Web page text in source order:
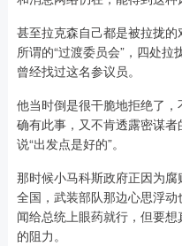
甚至拉克森自己都是被拉拢
所谓的“过渡委员会”，四处
曾经找过这名参议员。
他当时倒是很干脆地拒绝了
确有此事，又不肯透露密谋者
说“出发点是好的”。
那时候小马科斯政府正因为
全国，武装部队那边心思浮
闻给总统上眼药就行，但要
的阻力。